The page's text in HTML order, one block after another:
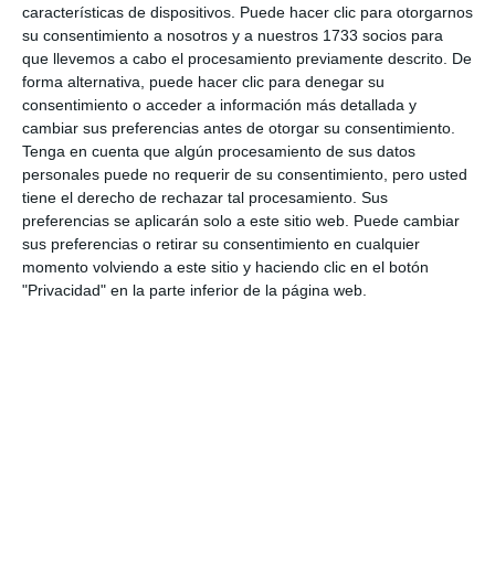
características de dispositivos. Puede hacer clic para otorgarnos
su consentimiento a nosotros y a nuestros 1733 socios para
que llevemos a cabo el procesamiento previamente descrito. De
forma alternativa, puede hacer clic para denegar su
consentimiento o acceder a información más detallada y
cambiar sus preferencias antes de otorgar su consentimiento.
Tenga en cuenta que algún procesamiento de sus datos
personales puede no requerir de su consentimiento, pero usted
tiene el derecho de rechazar tal procesamiento. Sus
preferencias se aplicarán solo a este sitio web. Puede cambiar
sus preferencias o retirar su consentimiento en cualquier
momento volviendo a este sitio y haciendo clic en el botón
"Privacidad" en la parte inferior de la página web.
Cepyme Fuengirola-Mijas
acuerda con el Grupo LAE
reforzar el asesoramiento
empresarial
ACTUALIDAD
Mijas recuerda un año más a las
personas desaparecidas sin
causa aparente
ACTUALIDAD